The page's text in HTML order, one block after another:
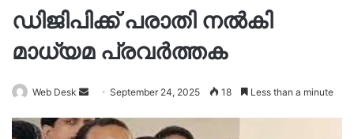
ഡിജിപിക്ക് പരാതി നൽകി
മാധ്യമ പ്രവർത്തക
Web Desk
Send
email
September 24, 2025 18 Less than a minute